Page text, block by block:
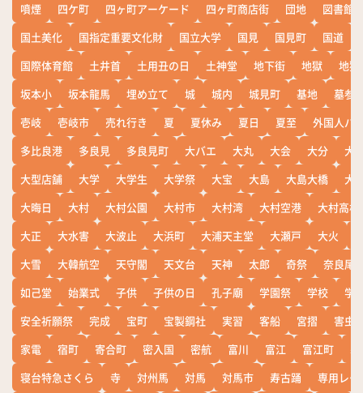
噴煙
四ケ町 四ヶ町アーケード 四ヶ町商店街 団地
図書館
国土美化
国指定重要文化財 国立大学 国見 国見町 国道
国際体育館
土井首 土用丑の日 土神堂 地下街 地獄
地獄
坂本小
坂本龍馬 埋め立て 城 城内 城見町 基地
墓参
壱岐
壱岐市 売れ行き 夏 夏休み 夏日 夏至
外国人バ
多比良港
多良見 多良見町 大バエ 大丸 大会 大分
大
大型店舗
大学 大学生 大学祭 大宝 大島 大島大橋
大
大晦日
大村 大村公園 大村市 大村湾 大村空港
大村高校
大正
大水害 大波止 大浜町 大浦天主堂 大瀬戸 大火
大雪
大韓航空 天守閣 天文台 天神 太郎 奇祭
奈良尾
如己堂
始業式 子供 子供の日 孔子廟 学園祭 学校
学
安全祈願祭
完成 宝町 宝製鋼社 実習 客船 宮摺
害虫
家電
宿町 寄合町 密入国 密航 富川 富江 富江町
寝台特急さくら
寺 対州馬 対馬 対馬市 寿古踊 専用レー